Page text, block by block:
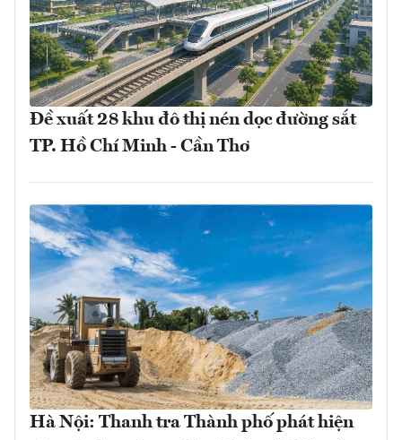
Đề xuất 28 khu đô thị nén dọc đường sắt
TP. Hồ Chí Minh - Cần Thơ
Hà Nội: Thanh tra Thành phố phát hiện